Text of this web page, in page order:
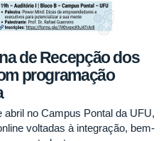
de Recepção dos
programação
no Campus Pontal da UFU,
voltadas à integração, bem-